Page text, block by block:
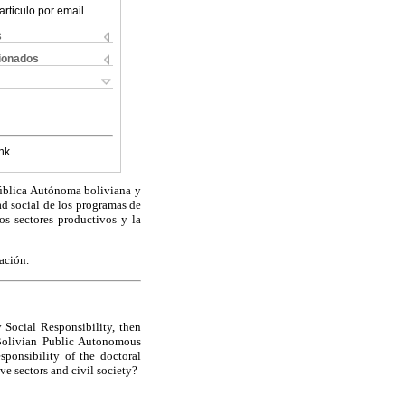
por email
Autónoma boliviana y
social de los programas de
sectores productivos y la
Responsibility, then
Public Autonomous
of the doctoral
sectors and civil society?